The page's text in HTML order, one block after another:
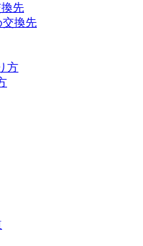
先
交換先
方